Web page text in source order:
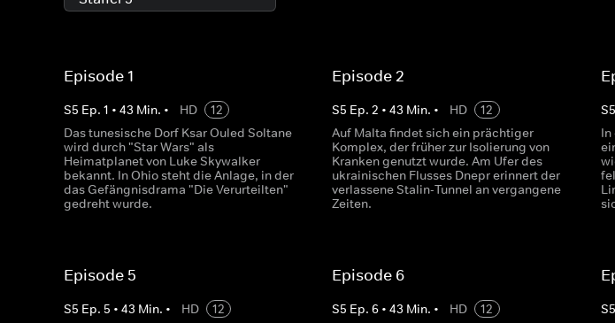
Episode 1
S5 Ep. 1 • 43 Min. • HD
12
Das tunesische Dorf Ksar Ouled Soltane
wird durch "Star Wars" als
Heimatplanet von Luke Skywalker
bekannt. In Ohio steht die Anlage, in der
das Gefängnisdrama "Die Verurteilten"
gedreht wurde.
Episode 2
S5 Ep.2 •43 Min. • HD
12
Auf Malta findet sich ein prächtiger
Komplex, der früher zur Isolierung von
Kranken genutzt wurde. Am Ufer des
ukrainischen Flusses Dnepr erinnert der
verlassene Stalin-Tunnel an vergangene
Zeiten.
S5
Episode 5
S5 Ep. 5 • 43 Min. • HD
12
Episode 6
S5 Ep.6 •43 Min. • HD
12
S5